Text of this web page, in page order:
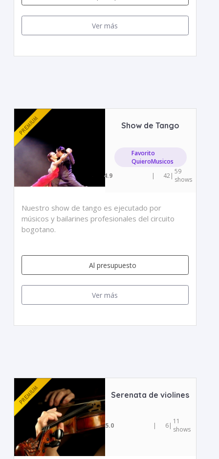
Ver más
Show de Tango
Favorito
QuieroMusicos
4.9
| 42| 59
shows
Nuestro show de tango es ejecutado por
músicos y bailarines profesionales del circuito
bogotano.
Al presupuesto
Ver más
Serenata de violines
5.0 | 6| 11
shows